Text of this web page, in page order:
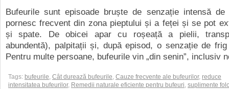
Bufeurile sunt episoade bruște de senzație intensă de
pornesc frecvent din zona pieptului și a feței și se pot
și spate. De obicei apar cu roșeață a pielii,
abundentă), palpitații și, după episod, o senzație de
Pentru multe persoane, bufeurile vin „din senin”, inclusiv
Tags: bufeurile, Cât durează bufeurile, Cauze frecvente ale bufeurilor, reduce
intensitatea bufeurilor, Remedii naturale eficiente pentru bufeuri, suplimente